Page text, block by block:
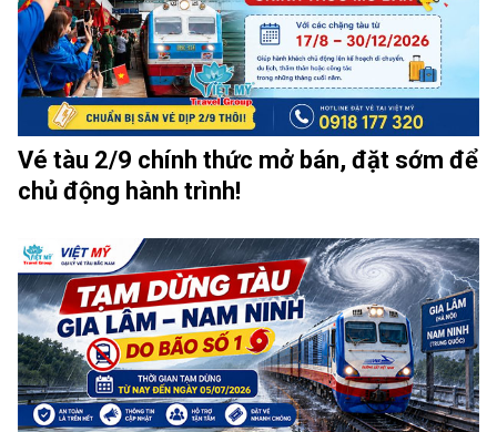
Vé tàu 2/9 chính thức mở bán, đặt sớm để
chủ động hành trình!